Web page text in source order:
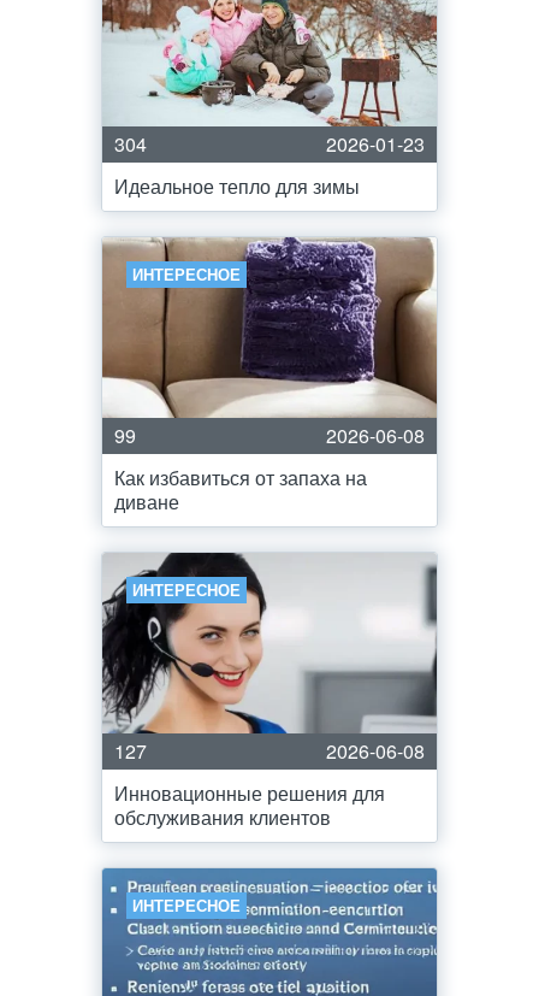
304
2026-01-23
Идеальное тепло для зимы
ИНТЕРЕСНОЕ
99
2026-06-08
Как избавиться от запаха на
диване
ИНТЕРЕСНОЕ
127
2026-06-08
Инновационные решения для
обслуживания клиентов
ИНТЕРЕСНОЕ